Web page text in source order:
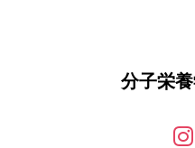
分子栄